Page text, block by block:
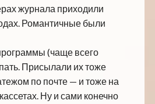
журнала приходили
Романтичные были
(чаще всего
Присылали их тоже
по почте — и тоже на
Ну и сами конечно